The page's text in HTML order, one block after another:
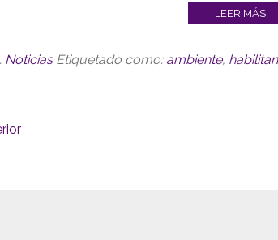
LEER MÁS
Noticias Etiquetado como: ambiente,